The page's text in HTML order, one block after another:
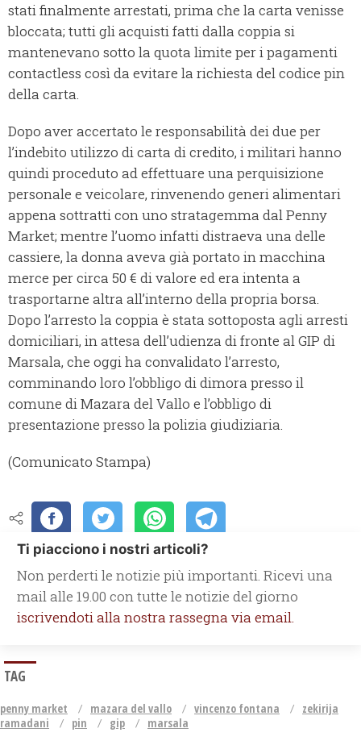
stati finalmente arrestati, prima che la carta venisse
bloccata; tutti gli acquisti fatti dalla coppia si
mantenevano sotto la quota limite per i pagamenti
contactless così da evitare la richiesta del codice pin
della carta.
Dopo aver accertato le responsabilità dei due per
l’indebito utilizzo di carta di credito, i militari hanno
quindi proceduto ad effettuare una perquisizione
personale e veicolare, rinvenendo generi alimentari
appena sottratti con uno stratagemma dal Penny
Market; mentre l’uomo infatti distraeva una delle
cassiere, la donna aveva già portato in macchina
merce per circa 50 € di valore ed era intenta a
trasportarne altra all’interno della propria borsa.
Dopo l’arresto la coppia è stata sottoposta agli arresti
domiciliari, in attesa dell’udienza di fronte al GIP di
Marsala, che oggi ha convalidato l’arresto,
comminando loro l’obbligo di dimora presso il
comune di Mazara del Vallo e l’obbligo di
presentazione presso la polizia giudiziaria.
(Comunicato Stampa)
Ti piacciono i nostri articoli?
Non perderti le notizie più importanti. Ricevi una
mail alle 19.00 con tutte le notizie del giorno
iscrivendoti alla nostra rassegna via email.
TAG
penny market mazara del vallo vincenzo fontana
zekirija
ramadani
pin gip marsala